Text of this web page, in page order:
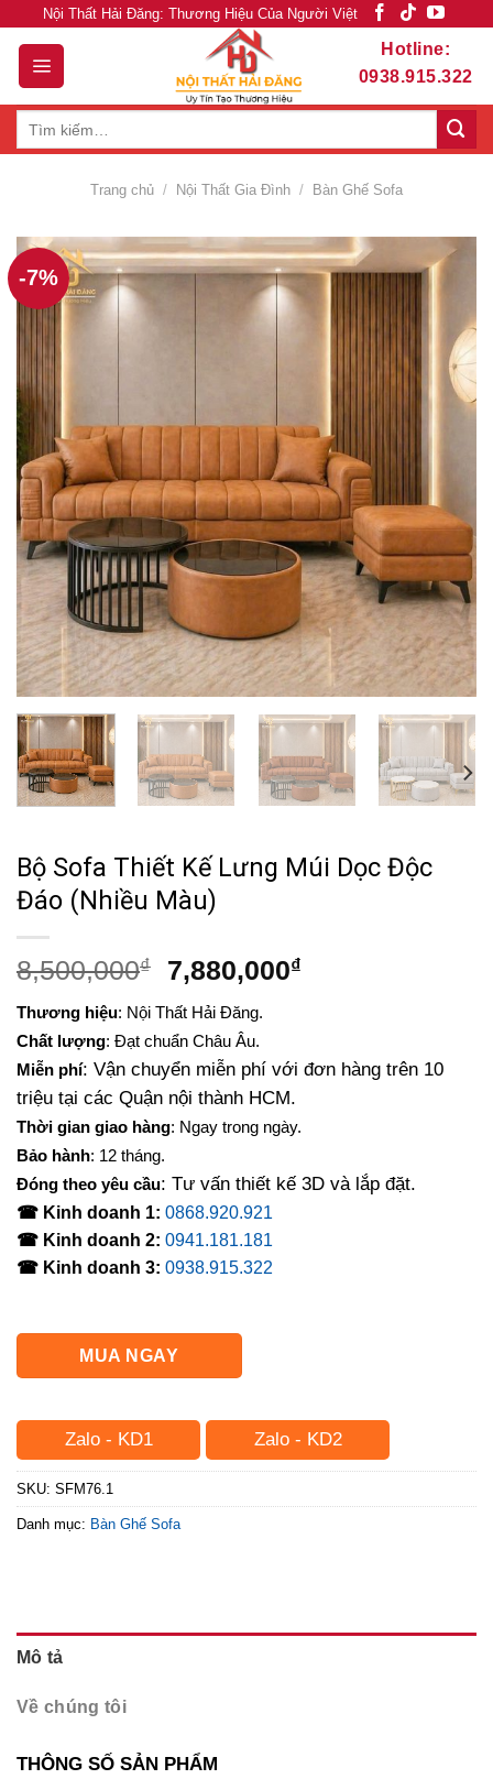
content
Nội Thất Hải Đăng: Thương Hiệu Của Người Việt
Hotline:
0938.915.322
Trang chủ / Nội Thất Gia Đình / Bàn Ghế Sofa
-7%
Bộ Sofa Thiết Kế Lưng Múi Dọc Độc
Đáo (Nhiều Màu)
8,500,000₫
Giá
là:
8,500,000₫.
7,880,000₫Giá
7,880,000₫.
Thương hiệu: Nội Thất Hải Đăng.
Chất lượng: Đạt chuẩn Châu Âu.
Miễn phí: Vận chuyển miễn phí với đơn hàng trên 10
triệu tại các Quận nội thành HCM.
Thời gian giao hàng: Ngay trong ngày.
Bảo hành: 12 tháng.
Đóng theo yêu cầu: Tư vấn thiết kế 3D và lắp đặt.
☎ Kinh doanh 1: 0868.920.921
☎ Kinh doanh 2: 0941.181.181
☎ Kinh doanh 3: 0938.915.322
MUA NGAY
Zalo - KD1 Zalo - KD2
SKU: SFM76.1
Danh mục: Bàn Ghế Sofa
Mô tả
Về chúng tôi
THÔNG SỐ SẢN PHẨM